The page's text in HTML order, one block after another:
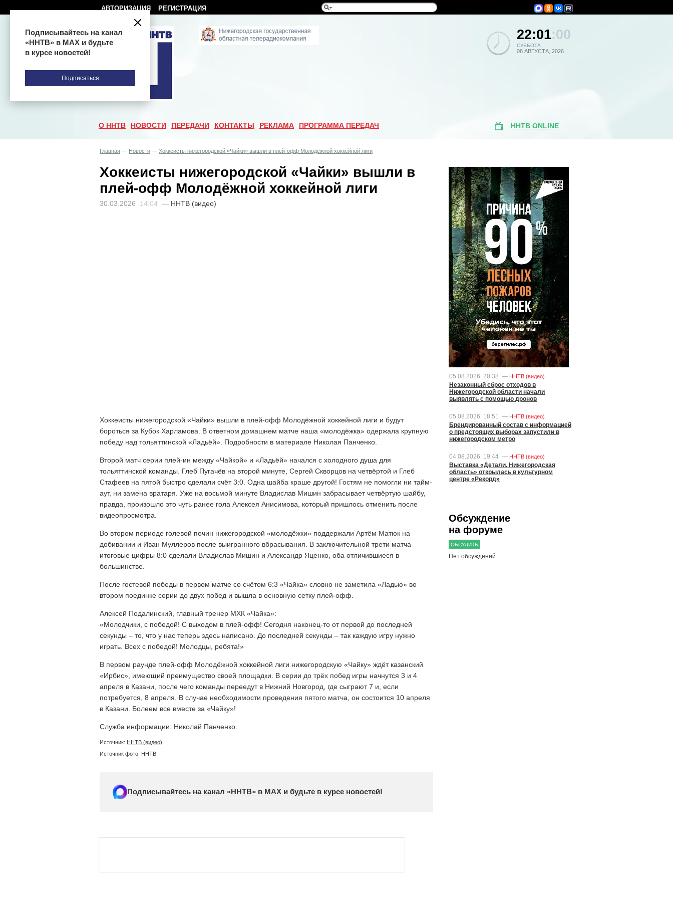
АВТОРИЗАЦИЯ РЕГИСТРАЦИЯ
22:01:00
СУББОТА
08 АВГУСТА, 2026
О ННТВ НОВОСТИ ПЕРЕДАЧИ КОНТАКТЫ РЕКЛАМА ПРОГРАММА ПЕРЕДАЧ ННТВ ONLINE
Главная — Новости — Хоккеисты нижегородской «Чайки» вышли в плей-офф Молодёжной хоккейной лиги
Хоккеисты нижегородской «Чайки» вышли в
плей-офф Молодёжной хоккейной лиги
30.03.2026 14:04 — ННТВ (видео)
Хоккеисты нижегородской «Чайки» вышли в плей-офф Молодёжной хоккейной лиги и будут
бороться за Кубок Харламова. В ответном домашнем матче наша «молодёжка» одержала крупную
победу над тольяттинской «Ладьёй». Подробности в материале Николая Панченко.
Второй матч серии плей-ин между «Чайкой» и «Ладьёй» начался с холодного душа для
тольяттинской команды. Глеб Пугачёв на второй минуте, Сергей Скворцов на четвёртой и Глеб
Стафеев на пятой быстро сделали счёт 3:0. Одна шайба краше другой! Гостям не помогли ни тайм-
аут, ни замена вратаря. Уже на восьмой минуте Владислав Мишин забрасывает четвёртую шайбу,
правда, произошло это чуть ранее гола Алексея Анисимова, который пришлось отменить после
видеопросмотра.
Во втором периоде голевой почин нижегородской «молодёжки» поддержали Артём Матюк на
добивании и Иван Муллеров после выигранного вбрасывания. В заключительной трети матча
итоговые цифры 8:0 сделали Владислав Мишин и Александр Яценко, оба отличившиеся в
большинстве.
После гостевой победы в первом матче со счётом 6:3 «Чайка» словно не заметила «Ладью» во
втором поединке серии до двух побед и вышла в основную сетку плей-офф.
Алексей Подалинский, главный тренер МХК «Чайка»:
«Молодчики, с победой! С выходом в плей-офф! Сегодня наконец-то от первой до последней
секунды – то, что у нас теперь здесь написано. До последней секунды – так каждую игру нужно
играть. Всех с победой! Молодцы, ребята!»
В первом раунде плей-офф Молодёжной хоккейной лиги нижегородскую «Чайку» ждёт казанский
«Ирбис», имеющий преимущество своей площадки. В серии до трёх побед игры начнутся 3 и 4
апреля в Казани, после чего команды переедут в Нижний Новгород, где сыграют 7 и, если
потребуется, 8 апреля. В случае необходимости проведения пятого матча, он состоится 10 апреля
в Казани. Болеем все вместе за «Чайку»!
Служба информации: Николай Панченко.
Источник: ННТВ (видео)
Источник фото: ННТВ
Подписывайтесь на канал «ННТВ» в МАХ и будьте в курсе новостей!
05.08.2026 20:38 — ННТВ (видео)
Незаконный сброс отходов в
Нижегородской области начали
выявлять с помощью дронов
05.08.2026 18:51 — ННТВ (видео)
Брендированный состав с информацией
о предстоящих выборах запустили в
нижегородском метро
04.08.2026 19:44 — ННТВ (видео)
Выставка «Детали. Нижегородская
область» открылась в культурном
центре «Рекорд»
Обсуждение
на форуме
ОБСУДИТЬ
Нет обсуждений
Подписывайтесь на канал
«ННТВ» в МАХ и будьте
в курсе новостей!
Подписаться